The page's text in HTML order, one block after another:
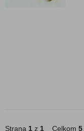
Strana 1 z 1 Celkom 5